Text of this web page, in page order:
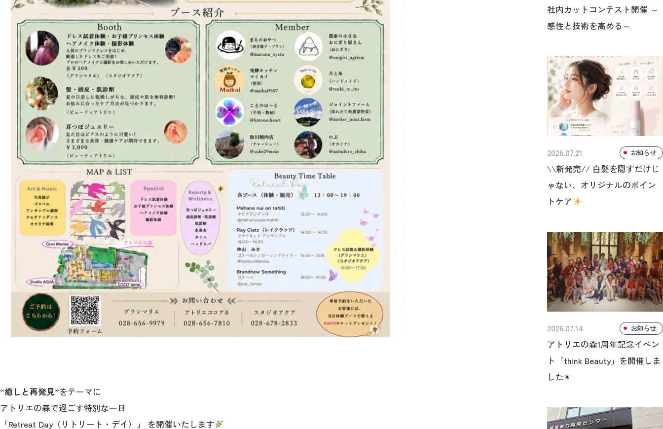
“癒しと再発見”をテーマに
アトリエの森で過ごす特別な一日
「Retreat Day（リトリート・デイ）」 を開催いたします
社内カットコンテスト開催 ～
感性と技術を高める～
2026.07.21 お知らせ
\\新発売// 白髪を隠すだけじ
ゃない、オリジナルのポイン
トケア
2026.07.14 お知らせ
アトリエの森1周年記念イベン
ト「think Beauty」を開催しま
した✴︎